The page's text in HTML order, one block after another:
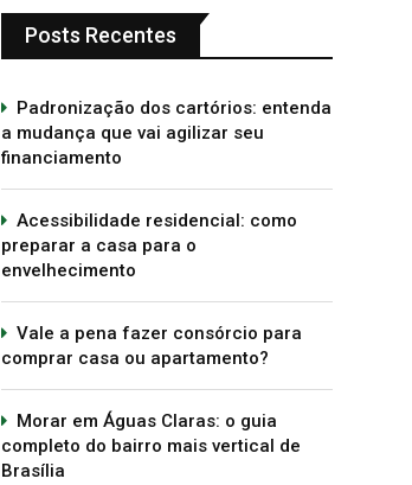
Posts Recentes
Padronização dos cartórios: entenda
a mudança que vai agilizar seu
financiamento
Acessibilidade residencial: como
preparar a casa para o
envelhecimento
Vale a pena fazer consórcio para
comprar casa ou apartamento?
Morar em Águas Claras: o guia
completo do bairro mais vertical de
Brasília